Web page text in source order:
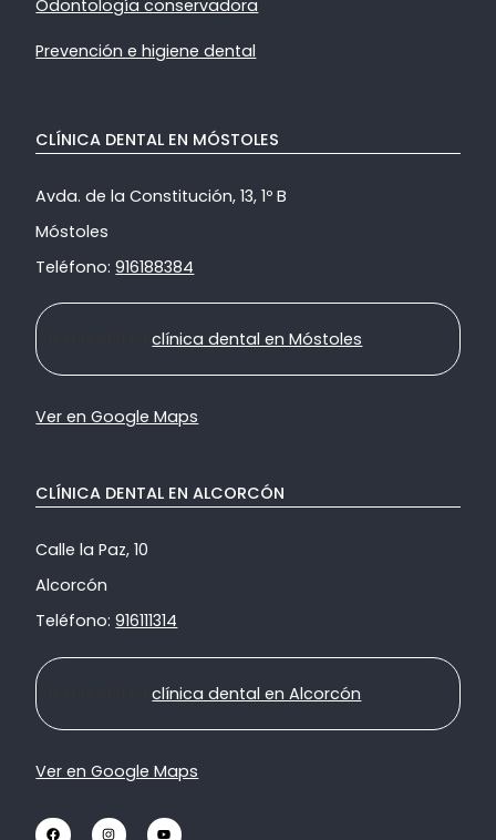
Odontología conservadora
Prevención e higiene dental
CLÍNICA DENTAL EN MÓSTOLES
Avda. de la Constitución, 13, 1º B
Móstoles
Teléfono:916188384
Ir a nuestraclínica dental en Móstoles
Ver en Google Maps
CLÍNICA DENTAL EN ALCORCÓN
Calle la Paz, 10
Alcorcón
Teléfono:916111314
Ir a nuestraclínica dental en Alcorcón
Ver en Google Maps